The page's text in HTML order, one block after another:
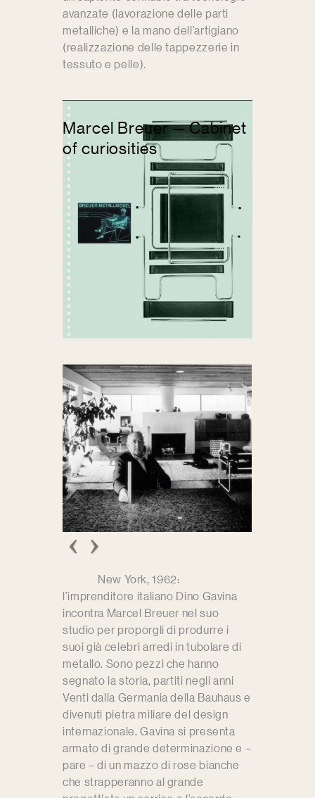
avanzate (lavorazione delle parti
metalliche) e la mano dell’artigiano
(realizzazione delle tappezzerie in
tessuto e pelle).
Marcel Breuer — Cabinet
of curiosities
New York, 1962:
l’imprenditore italiano Dino Gavina
incontra Marcel Breuer nel suo
studio per proporgli di produrre i
suoi già celebri arredi in tubolare di
metallo. Sono pezzi che hanno
segnato la storia, partiti negli anni
Venti dalla Germania della Bauhaus e
divenuti pietra miliare del design
internazionale. Gavina si presenta
armato di grande determinazione e –
pare – di un mazzo di rose bianche
che strapperanno al grande